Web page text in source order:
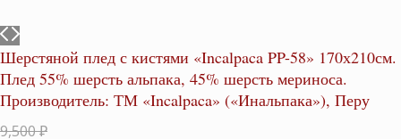
Шерстяной плед с кистями «Incalpaca PP-58» 170х210см.
Плед 55% шерсть альпака, 45% шерсть мериноса.
Производитель: ТМ «Incalpaca» («Инальпака»), Перу
9,500₽Первоначальная